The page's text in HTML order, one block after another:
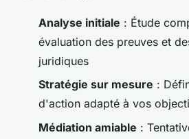
Analyse initiale : Étude
évaluation des preuves et
juridiques
Stratégie sur mesure :
d'action adapté à vos
Médiation amiable :